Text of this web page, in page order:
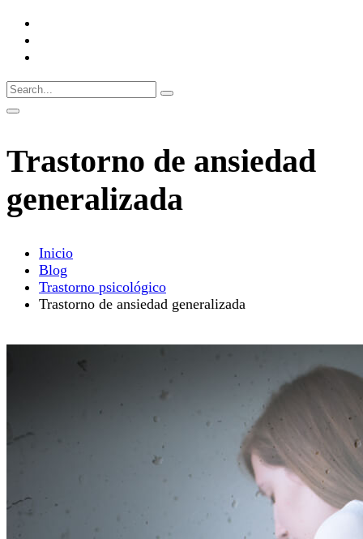
Trastorno de ansiedad
generalizada
Inicio
Blog
Trastorno psicológico
Trastorno de ansiedad generalizada